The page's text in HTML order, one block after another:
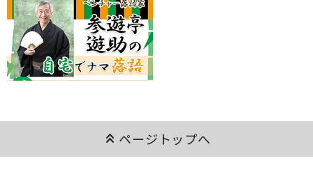
keyboard_double_arrow_up ページトップへ